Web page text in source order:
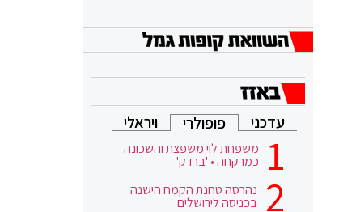
עדכני פופולרי ויראלי
משפחת לוי משפצת והשכונה
כמרקחה • 'ברדק'
נהרסה טחנת הקמח הישנה
בכניסה לירושלים